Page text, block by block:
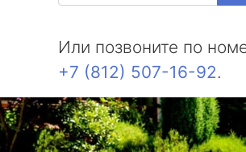
Или позвоните по
+7 (812) 507-16-92.